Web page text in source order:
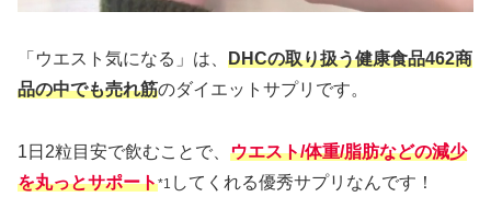
「ウエスト気になる」は、 DHCの取り扱う健康食品462商
品の中でも売れ筋のダイエットサプリです。
1日2粒目安で飲むことで、 ウエスト/体重/脂肪などの減少
を丸っとサポート*1 してくれる優秀サプリなんです！